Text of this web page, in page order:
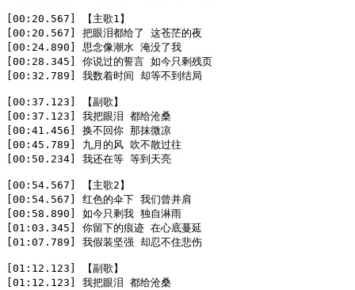
[00:20.567] 【主歌1】
[00:20.567] 把眼泪都给了 这苍茫的夜
[00:24.890] 思念像潮水 淹没了我
[00:28.345] 你说过的誓言 如今只剩残页
[00:32.789] 我数着时间 却等不到结局
[00:37.123] 【副歌】
[00:37.123] 我把眼泪 都给沧桑
[00:41.456] 换不回你 那抹微凉
[00:45.789] 九月的风 吹不散过往
[00:50.234] 我还在等 等到天亮
[00:54.567] 【主歌2】
[00:54.567] 红色的伞下 我们曾并肩
[00:58.890] 如今只剩我 独自淋雨
[01:03.345] 你留下的痕迹 在心底蔓延
[01:07.789] 我假装坚强 却忍不住悲伤
[01:12.123] 【副歌】
[01:12.123] 我把眼泪 都给沧桑